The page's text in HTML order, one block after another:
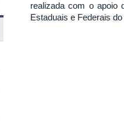
realizada com o apoio
Estaduais e Federais